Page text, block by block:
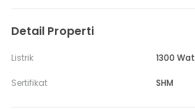
Detail Properti
Listrik 1300
Sertifikat SHM